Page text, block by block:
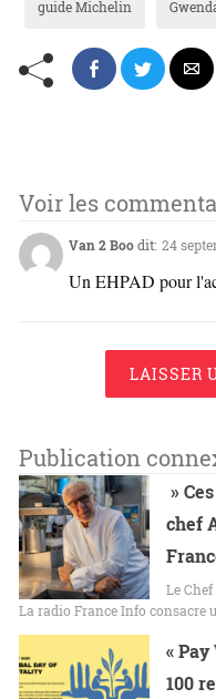
guide Michelin
Voir les
Van 2 Boodit: 24
Un EHPAD pour
LAISSER
Publication
»
chef
Le
La radio France Info consacre
«
100